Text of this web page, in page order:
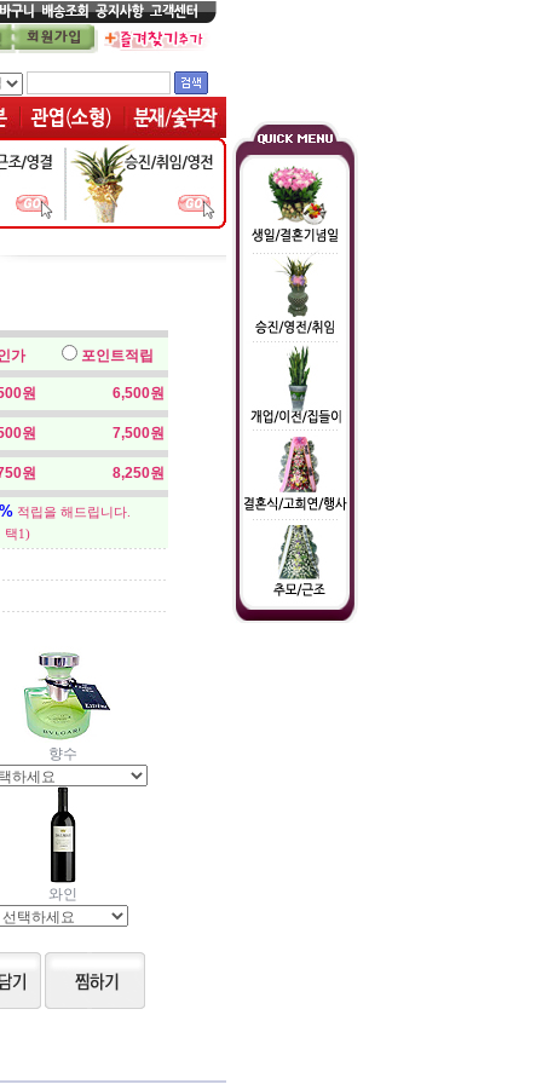
가 포인트적립
원 6,500원
원 7,500원
원 8,250원
적립을 해드립니다.
택1)
향수
와인